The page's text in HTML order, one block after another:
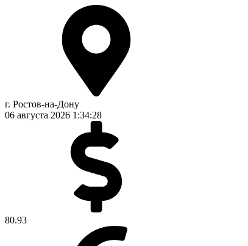
г. Ростов-на-Дону
06 августа 2026 1:34:28
80.93